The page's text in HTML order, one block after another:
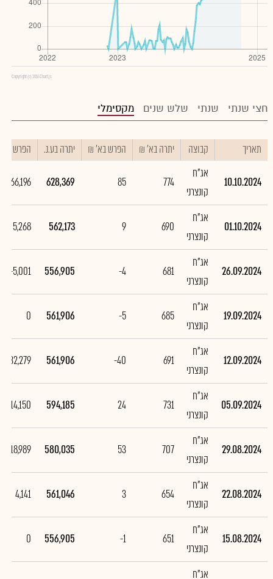
Copyright (c) 2016 Chart.js
חצי שנתי שנתי שלש שנים מקסימלי
תאריך קבוצה יתרה בא' ₪ הפרש בא' ₪ יתרה בע.נ. הפרש
10.10.2024
אג"ח
קונצרני
774
85
628,369
66,196
01.10.2024
אג"ח
קונצרני
690
9
562,173
5,268
26.09.2024
אג"ח
קונצרני
681
-4
556,905
-5,001
19.09.2024
אג"ח
קונצרני
685
-5
561,906
0
12.09.2024
אג"ח
קונצרני
691
-40
561,906
-32,279
05.09.2024
אג"ח
קונצרני
731
24
594,185
14,150
29.08.2024
אג"ח
קונצרני
707
53
580,035
18,989
22.08.2024
אג"ח
קונצרני
654
3
561,046
4,141
15.08.2024
אג"ח
קונצרני
651
-1
556,905
0
אג"ח